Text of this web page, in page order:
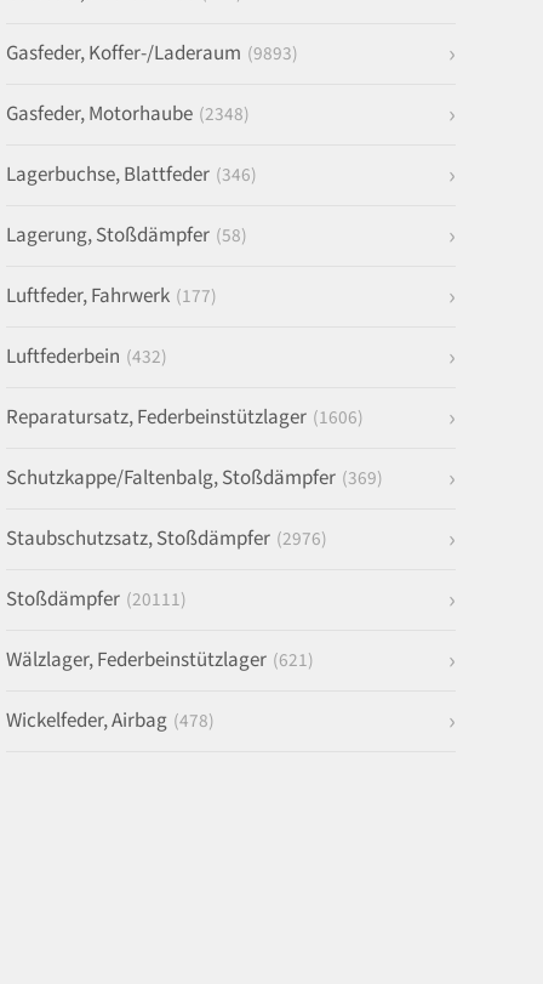
Gasfeder, Koffer-/Laderaum (9893)
Gasfeder, Motorhaube (2348)
Lagerbuchse, Blattfeder (346)
Lagerung, Stoßdämpfer (58)
Luftfeder, Fahrwerk (177)
Luftfederbein (432)
Reparatursatz, Federbeinstützlager (1606)
Schutzkappe/Faltenbalg, Stoßdämpfer (369)
Staubschutzsatz, Stoßdämpfer (2976)
Stoßdämpfer (20111)
Wälzlager, Federbeinstützlager (621)
Wickelfeder, Airbag (478)